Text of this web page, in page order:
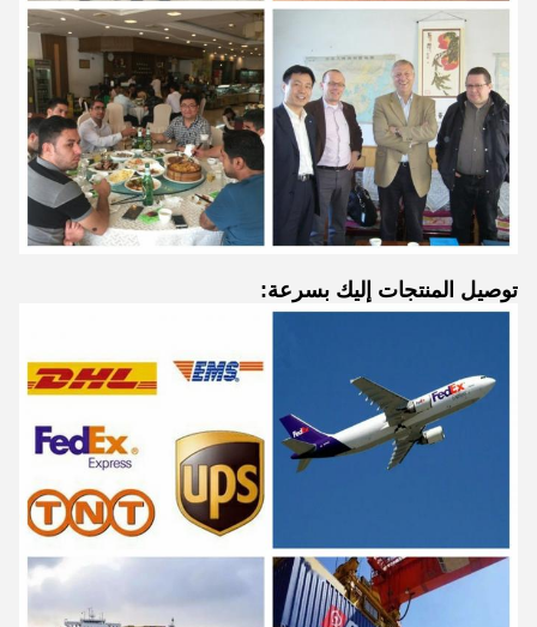
توصيل المنتجات إليك بسرعة: